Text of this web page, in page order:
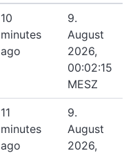
10
minutes
ago
9.
August
2026,
00:02:15
MESZ
11
minutes
ago
9.
August
2026,